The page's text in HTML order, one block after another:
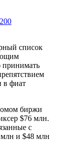
список
принимать
в фиат
биржи
$76 млн.
с
и $48 млн